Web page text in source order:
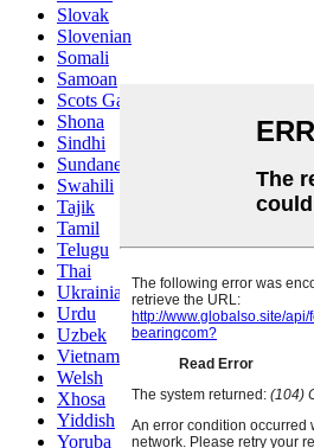
Slovak
Slovenian
Somali
Samoan
Scots Gaelic
Shona
Sindhi
Sundanese
Swahili
Tajik
Tamil
Telugu
Thai
Ukrainian
Urdu
Uzbek
Vietnamese
Welsh
Xhosa
Yiddish
Yoruba